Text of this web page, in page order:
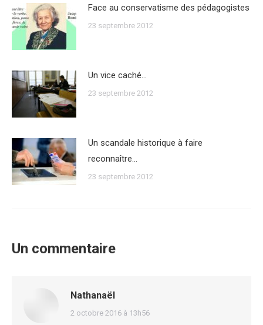
Face au conservatisme des pédagogistes
23 septembre 2012
Un vice caché…
23 septembre 2012
Un scandale historique à faire
reconnaître…
23 septembre 2012
Un commentaire
Nathanaël
dit
2 octobre 2016 à 13h56